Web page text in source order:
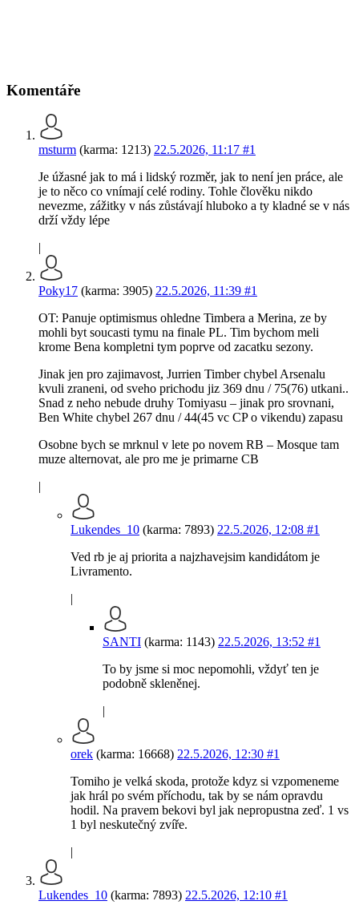
Komentáře
msturm (karma: 1213) 22.5.2026, 11:17 #1
Je úžasné jak to má i lidský rozměr, jak to není jen práce, ale
je to něco co vnímají celé rodiny. Tohle člověku nikdo
nevezme, zážitky v nás zůstávají hluboko a ty kladné se v nás
drží vždy lépe
|
Poky17 (karma: 3905) 22.5.2026, 11:39 #1
OT: Panuje optimismus ohledne Timbera a Merina, ze by
mohli byt soucasti tymu na finale PL. Tim bychom meli
krome Bena kompletni tym poprve od zacatku sezony.
Jinak jen pro zajimavost, Jurrien Timber chybel Arsenalu
kvuli zraneni, od sveho prichodu jiz 369 dnu / 75(76) utkani..
Snad z neho nebude druhy Tomiyasu – jinak pro srovnani,
Ben White chybel 267 dnu / 44(45 vc CP o vikendu) zapasu
Osobne bych se mrknul v lete po novem RB – Mosque tam
muze alternovat, ale pro me je primarne CB
|
Lukendes_10 (karma: 7893) 22.5.2026, 12:08 #1
Ved rb je aj priorita a najzhavejsim kandidátom je
Livramento.
|
SANTI (karma: 1143) 22.5.2026, 13:52 #1
To by jsme si moc nepomohli, vždyť ten je
podobně skleněnej.
|
orek (karma: 16668) 22.5.2026, 12:30 #1
Tomiho je velká skoda, protože kdyz si vzpomeneme
jak hrál po svém příchodu, tak by se nám opravdu
hodil. Na pravem bekovi byl jak nepropustna zeď. 1 vs
1 byl neskutečný zvíře.
|
Lukendes_10 (karma: 7893) 22.5.2026, 12:10 #1